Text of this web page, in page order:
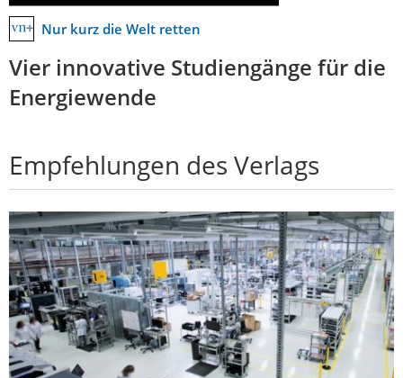
Nur kurz die Welt retten
Vier innovative Studiengänge für die
Energiewende
Empfehlungen des Verlags